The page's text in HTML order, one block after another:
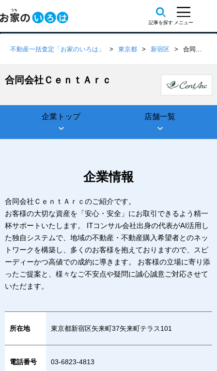
不動産一括査定「お家のいろは」 東京都 新宿区 合同会社ＣｅｎｔＡｒｃ
合同会社ＣｅｎｔＡｒｃ
企業トップ 店舗一覧
企業情報
合同会社ＣｅｎｔＡｒｃのご紹介です。
お客様の大切な資産を「安心・安全」にお取引できるよう精一
杯サポートいたします。 ITコンサル会社出身の代表がAI活用し
た独自システムで、地域の不動産・不動産購入希望者とのネッ
トワークを構築し、多くのお客様を抱えておりますので、スピ
ーディーかつ高値での成約に導きます。 お客様の立場に寄り添
ったご提案と、様々なご不安点や疑問に誠心誠意ご対応させて
いただます。
所在地 東京都新宿区矢来町37矢来町テラス101
電話番号 03-6823-4813